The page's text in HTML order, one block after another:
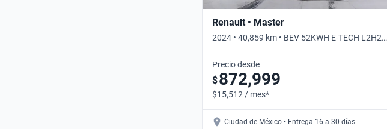
Renault • Master
2024 • 40,859 km • BEV 52KWH E-TECH L2H2 •
Automático
Precio desde
$872,999
$15,512 / mes*
Ciudad de México • Entrega 16 a 30 días